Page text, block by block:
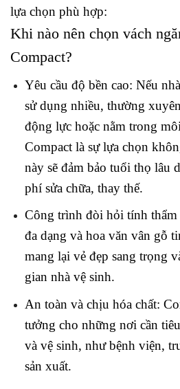
lựa chọn phù hợp:
Khi nào nên chọn vách
Compact?
Yêu cầu độ bền cao: Nếu
sử dụng nhiều, thường
động lực hoặc nằm trong
Compact là sự lựa chọn
này sẽ đảm bảo tuổi thọ lâu
phí sửa chữa, thay thế.
Công trình đòi hỏi tính
đa dạng và hoa văn vân gỗ
mang lại vẻ đẹp sang trọng
gian nhà vệ sinh.
An toàn và chịu hóa chất:
tưởng cho những nơi cần
và vệ sinh, như bệnh viện,
sản xuất.